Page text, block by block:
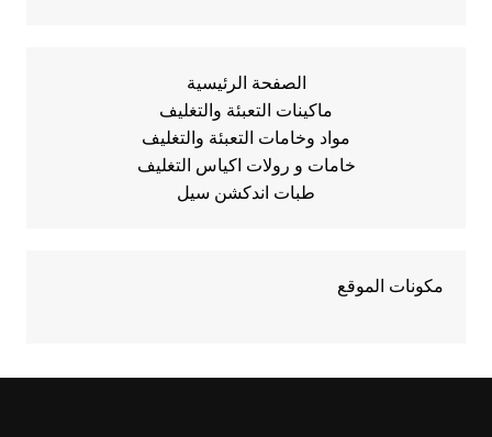
الصفحة الرئيسية
ماكينات التعبئة والتغليف
مواد وخامات التعبئة والتغليف
خامات و رولات اكياس التغليف
طبات اندكشن سيل
مكونات الموقع